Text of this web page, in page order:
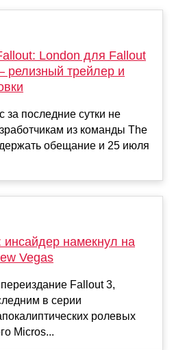
London для Fallout
трейлер и
последние сутки не
из команды The
обещание и 25 июля
инсайдер намекнул на
Vegas
Fallout 3,
в серии
ролевых
Micros...